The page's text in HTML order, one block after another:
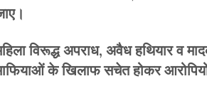
विरूद्ध अपराध, अवैध हथियार व
के खिलाफ सचेत होकर